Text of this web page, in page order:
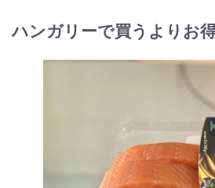
ハンガリーで買うよりお